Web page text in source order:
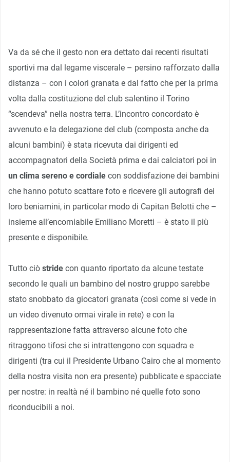
Va da sé che il gesto non era dettato dai recenti risultati
sportivi ma dal legame viscerale – persino rafforzato dalla
distanza – con i colori granata e dal fatto che per la prima
volta dalla costituzione del club salentino il Torino
“scendeva” nella nostra terra. L’incontro concordato è
avvenuto e la delegazione del club (composta anche da
alcuni bambini) è stata ricevuta dai dirigenti ed
accompagnatori della Società prima e dai calciatori poi in
un clima sereno e cordiale con soddisfazione dei bambini
che hanno potuto scattare foto e ricevere gli autografi dei
loro beniamini, in particolar modo di Capitan Belotti che –
insieme all’encomiabile Emiliano Moretti – è stato il più
presente e disponibile.
Tutto ciò stride con quanto riportato da alcune testate
secondo le quali un bambino del nostro gruppo sarebbe
stato snobbato da giocatori granata (così come si vede in
un video divenuto ormai virale in rete) e con la
rappresentazione fatta attraverso alcune foto che
ritraggono tifosi che si intrattengono con squadra e
dirigenti (tra cui il Presidente Urbano Cairo che al momento
della nostra visita non era presente) pubblicate e spacciate
per nostre: in realtà né il bambino né quelle foto sono
riconducibili a noi.